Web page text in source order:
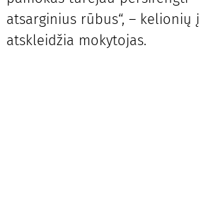
atsarginius rūbus“, – kelionių
atskleidžia mokytojas.